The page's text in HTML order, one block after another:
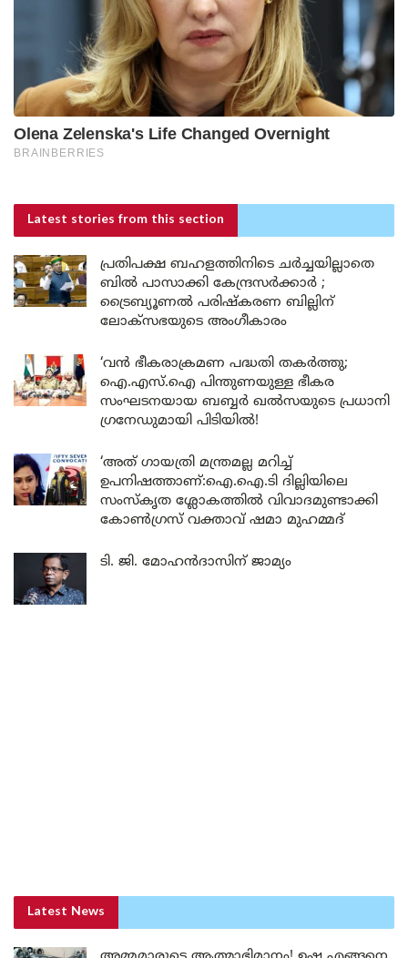
Latest stories from this section
പ്രതിപക്ഷ ബഹളത്തിനിടെ ചർച്ചയില്ലാതെ
ബിൽ പാസാക്കി കേന്ദ്രസർക്കാർ ;
ട്രൈബ്യൂണൽ പരിഷ്കരണ ബില്ലിന്
ലോക്‌സഭയുടെ അംഗീകാരം
‘വൻ ഭീകരാക്രമണ പദ്ധതി തകർത്തു;
ഐ.എസ്.ഐ പിന്തുണയുള്ള ഭീകര
സംഘടനയായ ബബ്ബർ ഖൽസയുടെ പ്രധാനി
ഗ്രനേഡുമായി പിടിയിൽ!
‘അത് ഗായത്രി മന്ത്രമല്ല മറിച്ച്
ഉപനിഷത്താണ്:ഐ.ഐ.ടി ദില്ലിയിലെ
സംസ്കൃത ശ്ലോകത്തിൽ വിവാദമുണ്ടാക്കി
കോൺഗ്രസ് വക്താവ് ഷമാ മുഹമ്മദ്
ടി. ജി. മോഹൻദാസിന് ജാമ്യം
Latest News